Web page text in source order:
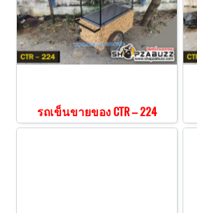
รถเข็นขายของ CTR – 224